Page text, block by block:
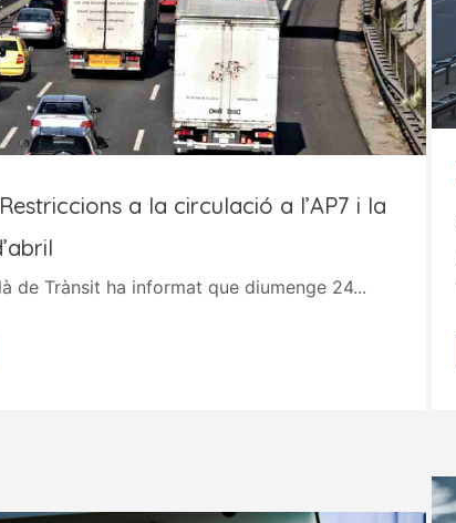
Restriccions a la circulació a l’AP7 i la
de Trànsit ha informat que diumenge 24...